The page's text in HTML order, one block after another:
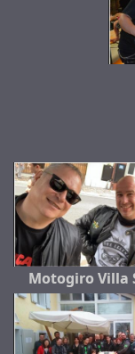
Motogiro Villa